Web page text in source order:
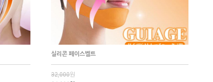
실리콘 페이스벨트
32,000원